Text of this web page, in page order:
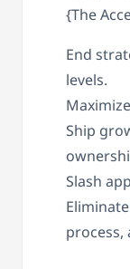
{The
End
levels.
Ship
Slash
process,